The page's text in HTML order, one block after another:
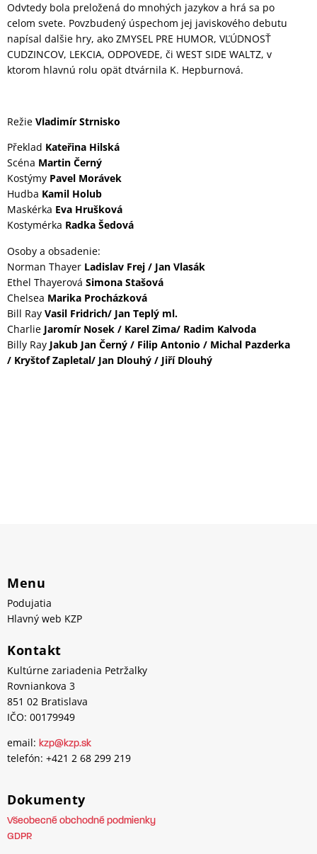
Odvtedy bola preložená do mnohých jazykov a hrá sa po
celom svete. Povzbudený úspechom jej javiskového debutu
napísal dalšie hry, ako ZMYSEL PRE HUMOR, VĽÚDNOSŤ
CUDZINCOV, LEKCIA, ODPOVEDE, či WEST SIDE WALTZ, v
ktorom hlavnú rolu opät dtvárnila K. Hepburnová.
Režie Vladimír Strnisko
Překlad Kateřina Hilská
Scéna Martin Černý
Kostýmy Pavel Morávek
Hudba Kamil Holub
Maskérka Eva Hrušková
Kostymérka Radka Šedová
Osoby a obsadenie:
Norman Thayer Ladislav Frej / Jan Vlasák
Ethel Thayerová Simona Stašová
Chelsea Marika Procházková
Bill Ray Vasil Fridrich/ Jan Teplý ml.
Charlie Jaromír Nosek / Karel Zima/ Radim Kalvoda
Billy Ray Jakub Jan Černý / Filip Antonio / Michal Pazderka
/ Kryštof Zapletal/ Jan Dlouhý / Jiří Dlouhý
Menu
Podujatia
Hlavný web KZP
Kontakt
Kultúrne zariadenia Petržalky
Rovniankova 3
851 02 Bratislava
IČO: 00179949
email: kzp@kzp.sk
telefón: +421 2 68 299 219
Dokumenty
Všeobecné obchodné podmienky
GDPR